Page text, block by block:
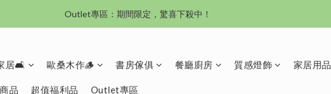
沙發新登場｜想躺就躺，頭等艙到商務艙一次擁有
Outlet專區：期間限定，驚喜下殺中！
居🛋️ 歐桑木作🪵 書房傢俱 餐廳廚房 質感燈飾 家居用品
品 超值福利品 Outlet專區